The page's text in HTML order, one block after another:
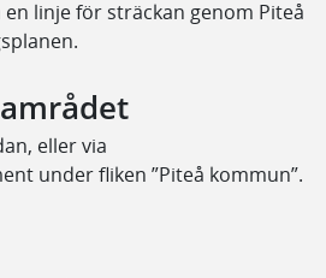
linje för sträckan genom Piteå
eller via
under fliken ”Piteå kommun”.